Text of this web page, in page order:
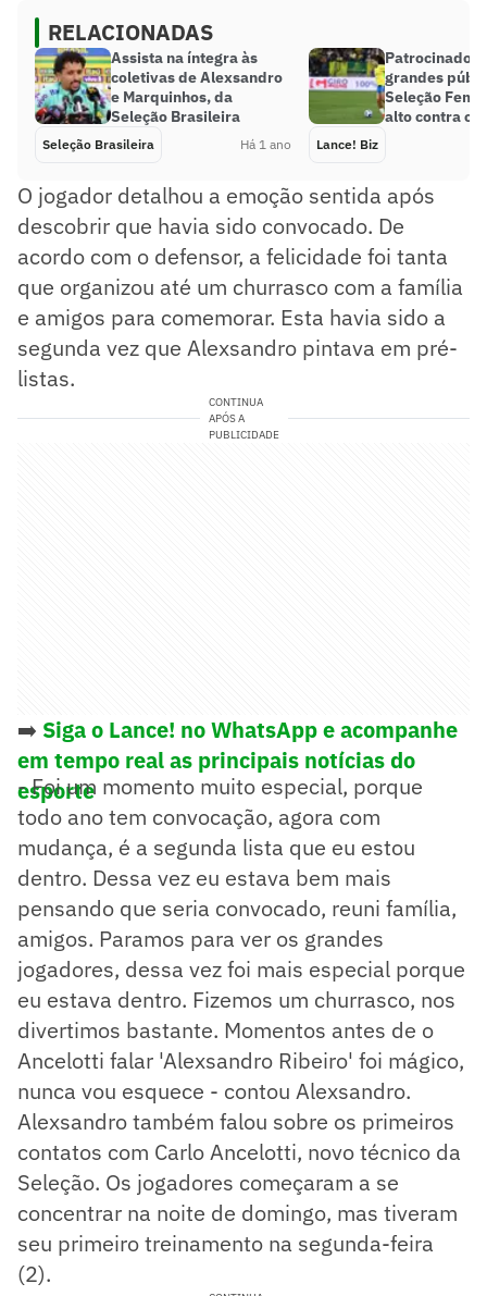
RELACIONADAS
Assista na íntegra às
coletivas de Alexsandro
e Marquinhos, da
Seleção Brasileira
Seleção Brasileira Há 1 ano
grandes
Seleção
alto contra o
Lance! Biz
O jogador detalhou a emoção sentida após
descobrir que havia sido convocado. De
acordo com o defensor, a felicidade foi tanta
que organizou até um churrasco com a família
e amigos para comemorar. Esta havia sido a
segunda vez que Alexsandro pintava em pré-
listas.
CONTINUA
APÓS A
PUBLICIDADE
➡️ Siga o Lance! no WhatsApp e acompanhe
em tempo real as principais notícias do
esporte
- Foi um momento muito especial, porque
todo ano tem convocação, agora com
mudança, é a segunda lista que eu estou
dentro. Dessa vez eu estava bem mais
pensando que seria convocado, reuni família,
amigos. Paramos para ver os grandes
jogadores, dessa vez foi mais especial porque
eu estava dentro. Fizemos um churrasco, nos
divertimos bastante. Momentos antes de o
Ancelotti falar 'Alexsandro Ribeiro' foi mágico,
nunca vou esquece - contou Alexsandro.
Alexsandro também falou sobre os primeiros
contatos com Carlo Ancelotti, novo técnico da
Seleção. Os jogadores começaram a se
concentrar na noite de domingo, mas tiveram
seu primeiro treinamento na segunda-feira
(2).